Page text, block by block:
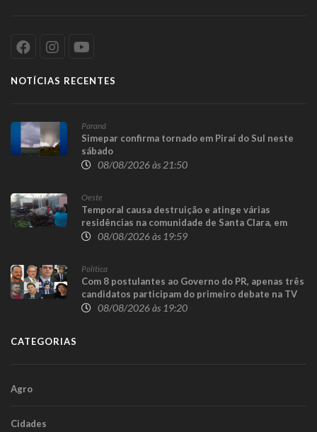
NOTÍCIAS RECENTES
Paraná
Simepar confirma tornado em Piraí do Sul neste
sábado
08/08/2026 às 21:50
Oeste
Temporal causa destruição e atinge várias
residências na comunidade de Santa Clara, em
Candói08/08/2026 às 19:59
Política
Com 8 postulantes ao Governo do PR, apenas três
candidatos participam do primeiro debate na TV
08/08/2026 às 19:20
CATEGORIAS
Agro
Cidades